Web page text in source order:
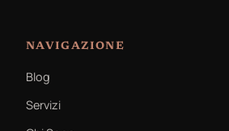
NAVIGAZIONE
Blog
Servizi